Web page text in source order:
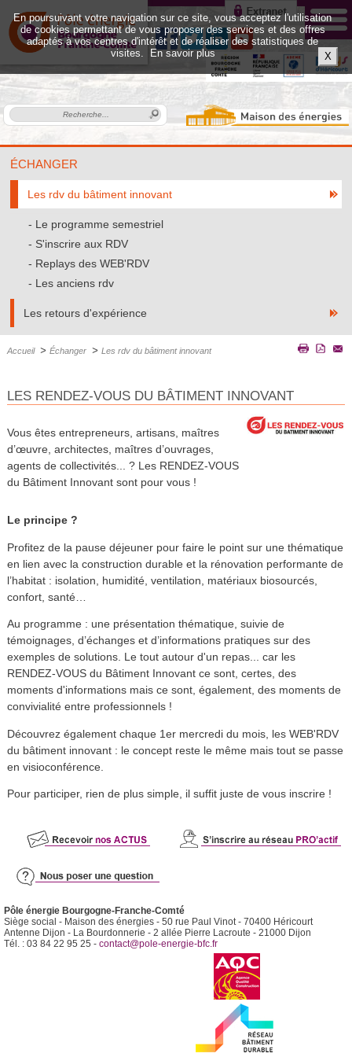
ÉCHANGER
Les rdv du bâtiment innovant
Le programme semestriel
S'inscrire aux RDV
Replays des WEB'RDV
Les anciens rdv
Les retours d'expérience
Accueil > Échanger > Les rdv du bâtiment innovant
LES RENDEZ-VOUS DU BÂTIMENT INNOVANT
Vous êtes entrepreneurs, artisans, maîtres
d’œuvre, architectes, maîtres d’ouvrages,
agents de collectivités... ? Les RENDEZ-VOUS
du Bâtiment Innovant sont pour vous !
Le principe ?
Profitez de la pause déjeuner pour faire le point sur une thématique
en lien avec la construction durable et la rénovation performante de
l’habitat : isolation, humidité, ventilation, matériaux biosourcés,
confort, santé…
Au programme : une présentation thématique, suivie de
témoignages, d’échanges et d’informations pratiques sur des
exemples de solutions. Le tout autour d'un repas... car les
RENDEZ-VOUS du Bâtiment Innovant ce sont, certes, des
moments d'informations mais ce sont, également, des moments de
convivialité entre professionnels !
Découvrez également chaque 1er mercredi du mois, les WEB'RDV
du bâtiment innovant : le concept reste le même mais tout se passe
en visioconférence.
Pour participer, rien de plus simple, il suffit juste de vous inscrire !
Pôle énergie Bourgogne-Franche-Comté
Siège social - Maison des énergies - 50 rue Paul Vinot - 70400 Héricourt
Antenne Dijon - La Bourdonnerie - 2 allée Pierre Lacroute - 21000 Dijon
Tél. : 03 84 22 95 25 - contact@pole-energie-bfc.fr
En poursuivant votre navigation sur ce site, vous acceptez l'utilisation
de cookies permettant de vous proposer des services et des offres
adaptés à vos centres d'intérêt et de réaliser des statistiques de
visites.
En savoir plus X